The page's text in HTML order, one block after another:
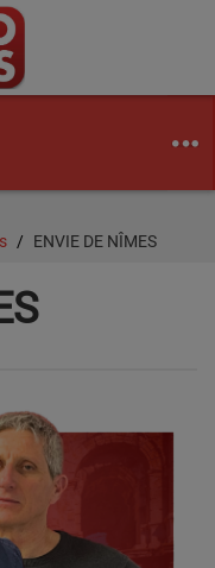
ENVIE DE NÎMES